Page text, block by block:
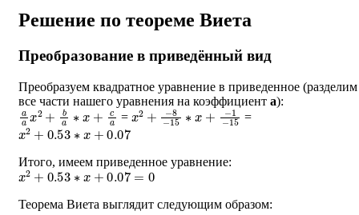
Решение по теореме Виета
Преобразование в приведённый вид
Преобразуем квадратное уравнение в приведенное (разделим
все части нашего уравнения на коэффициент a):
aax2+ba∗x+ca = x2+−8−15 ∗x+
−1−15 =
x2 0.53∗ 0.07
Итого, имеем приведенное уравнение:
x2+0.53∗x+0.07=0
Теорема Виета выглядит следующим образом:
x1∗x2= c